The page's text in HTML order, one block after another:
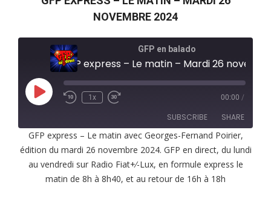
NOVEMBRE 2024
GFP en balado
Play
Episode
1x 00:00 /
SUBSCRIBE SHARE
RSS FEED
SHARE
LINK
GFP express – Le matin avec Georges-Fernand Poirier,
édition du mardi 26 novembre 2024. GFP en direct, du lundi
au vendredi sur Radio Fiat+⁄-Lux, en formule express le
matin de 8h à 8h40, et au retour de 16h à 18h